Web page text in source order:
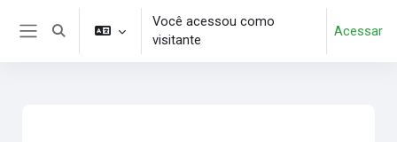
Ir para o conteúdo principal
Alternar entrada de pesquisa
Você acessou como
visitante
Acessar